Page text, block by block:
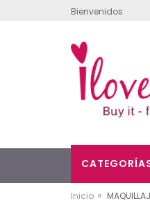
Bienvenidos
Inicio »